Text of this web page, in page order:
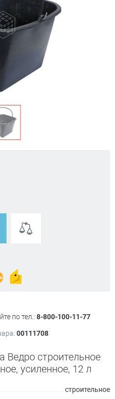
по тел.: 8-800-100-11-77
00111708
Ведро строительное
усиленное, 12 л
строительное